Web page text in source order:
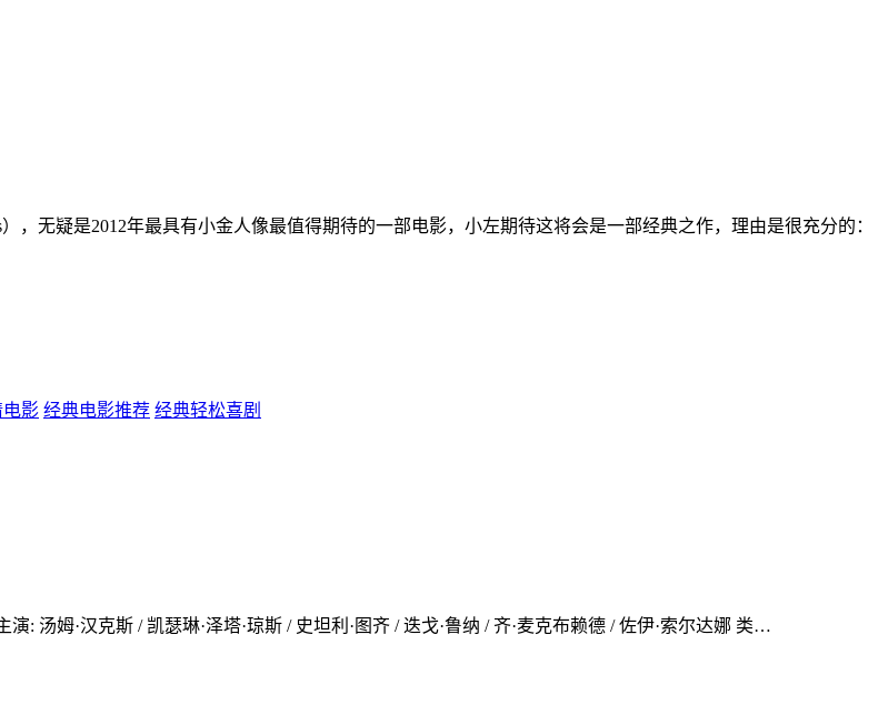
无疑是2012年最具有小金人像最值得期待的一部电影，小左期待这将会是一部经典之作，理由是很充分的：
影 经典电影推荐 经典轻松喜剧
演: 汤姆·汉克斯 / 凯瑟琳·泽塔·琼斯 / 史坦利·图齐 / 迭戈·鲁纳 / 齐·麦克布赖德 / 佐伊·索尔达娜 类…